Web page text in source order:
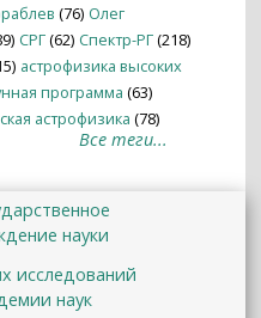
(76) Олег
СРГ(62) Спектр-РГ(218)
астрофизика высоких
программа (63)
астрофизика (78)
Все теги...
науки
исследований
наук